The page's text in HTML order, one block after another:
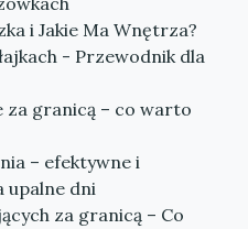
i Jakie Ma Wnętrza?
- Przewodnik dla
za granicą – co warto
– efektywne i
upalne dni
za granicą – Co